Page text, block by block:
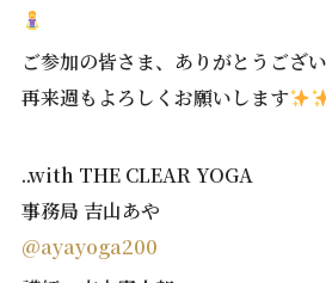
ご参加の皆さま、ありがとうござ
再来週もよろしくお願いします
..with THE CLEAR YOGA
事務局 吉山あや
@ayayoga200